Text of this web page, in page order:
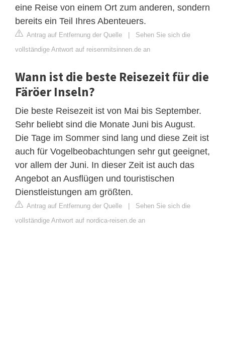
eine Reise von einem Ort zum anderen, sondern
bereits ein Teil Ihres Abenteuers.
Antrag auf Entfernung der Quelle
Sehen Sie sich die
vollständige Antwort auf reisenmitsinnen.de an
Wann ist die beste Reisezeit für die
Färöer Inseln?
Die beste Reisezeit ist von Mai bis September.
Sehr beliebt sind die Monate Juni bis August.
Die Tage im Sommer sind lang und diese Zeit ist
auch für Vogelbeobachtungen sehr gut geeignet,
vor allem der Juni. In dieser Zeit ist auch das
Angebot an Ausflügen und touristischen
Dienstleistungen am größten.
Antrag auf Entfernung der Quelle
Sehen Sie sich die
vollständige Antwort auf nordica-reisen.de an